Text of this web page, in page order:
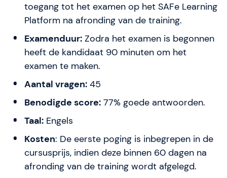
toegang tot het examen op het SAFe Learning
Platform na afronding van de training.
Examenduur: Zodra het examen is begonnen
heeft de kandidaat 90 minuten om het
examen te maken.
Aantal vragen: 45
Benodigde score: 77% goede antwoorden.
Taal: Engels
Kosten: De eerste poging is inbegrepen in de
cursusprijs, indien deze binnen 60 dagen na
afronding van de training wordt afgelegd.